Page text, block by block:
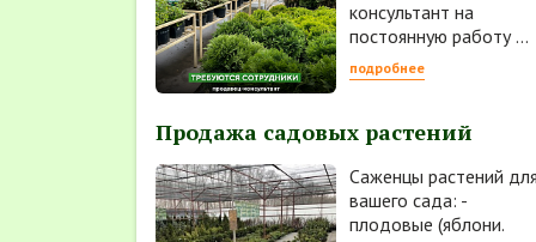
консультант на
постоянную работу ...
подробнее
Продажа садовых растений
Саженцы растений для
вашего сада: -
плодовые (яблони.